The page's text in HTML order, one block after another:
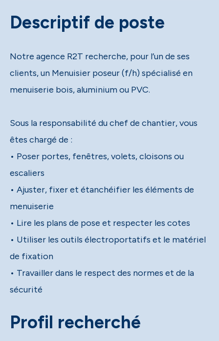
Descriptif de poste
Notre agence R2T recherche, pour l’un de ses
clients, un Menuisier poseur (f/h) spécialisé en
menuiserie bois, aluminium ou PVC.
Sous la responsabilité du chef de chantier, vous
êtes chargé de :
• Poser portes, fenêtres, volets, cloisons ou
escaliers
• Ajuster, fixer et étanchéifier les éléments de
menuiserie
• Lire les plans de pose et respecter les cotes
• Utiliser les outils électroportatifs et le matériel
de fixation
• Travailler dans le respect des normes et de la
sécurité
Profil recherché